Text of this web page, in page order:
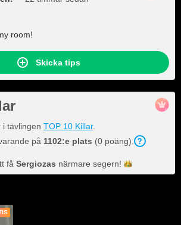
room!
Skicka tips
i tävlingen TOP 10 Killar.
på 1102:e plats (0 poäng).
få Sergiozas närmare segern!